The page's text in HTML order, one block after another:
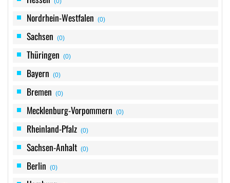
Nordrhein-Westfalen (0)
Sachsen (0)
Thüringen (0)
Bayern (0)
Bremen (0)
Mecklenburg-Vorpommern (0)
Rheinland-Pfalz (0)
Sachsen-Anhalt (0)
Berlin (0)